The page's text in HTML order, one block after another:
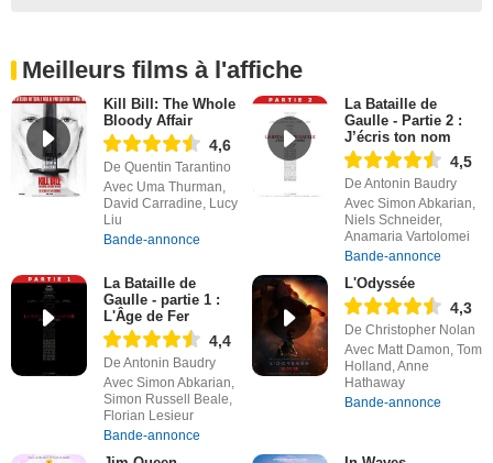
Meilleurs films à l'affiche
Kill Bill: The Whole
Bloody Affair
4,6
De Quentin Tarantino
Avec Uma Thurman,
David Carradine, Lucy
Liu
Bande-annonce
La Bataille de
Gaulle - Partie 2 :
J’écris ton nom
4,5
De Antonin Baudry
Avec Simon Abkarian,
Niels Schneider,
Anamaria Vartolomei
Bande-annonce
La Bataille de
Gaulle - partie 1 :
L'Âge de Fer
4,4
De Antonin Baudry
Avec Simon Abkarian,
Simon Russell Beale,
Florian Lesieur
Bande-annonce
L'Odyssée
4,3
De Christopher Nolan
Avec Matt Damon, Tom
Holland, Anne
Hathaway
Bande-annonce